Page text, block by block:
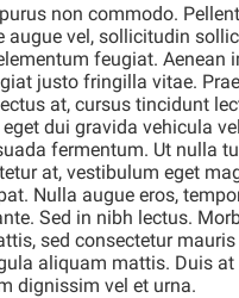
non commodo.
augue vel, sollicitudin
feugiat. Aenean
justo fringilla vitae.
at, cursus tincidunt
dui gravida vehicula
fermentum. Ut nulla
at, vestibulum eget
Nulla augue eros,
Sed in nibh lectus.
sed consectetur mauris
aliquam mattis. Duis
dignissim vel et urna.